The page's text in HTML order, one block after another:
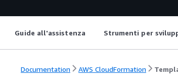
Guide all'assistenza Strumenti per
Documentation AWS CloudFormation